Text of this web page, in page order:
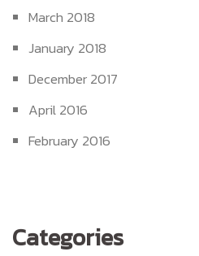
March 2018
January 2018
December 2017
April 2016
February 2016
Categories